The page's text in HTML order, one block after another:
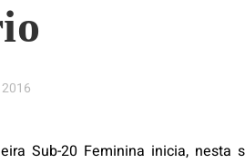
Sub-20 Feminina inicia, nesta